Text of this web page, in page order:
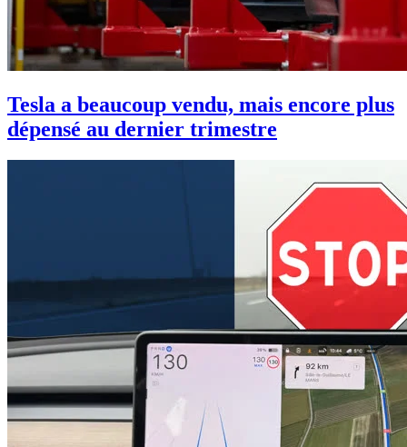
Tesla a beaucoup vendu, mais encore plus
dépensé au dernier trimestre